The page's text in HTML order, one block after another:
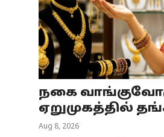
Special Story
Business
Tamilnadu
நகை
ஏறுமுகத்தில்
Aug 8, 2026